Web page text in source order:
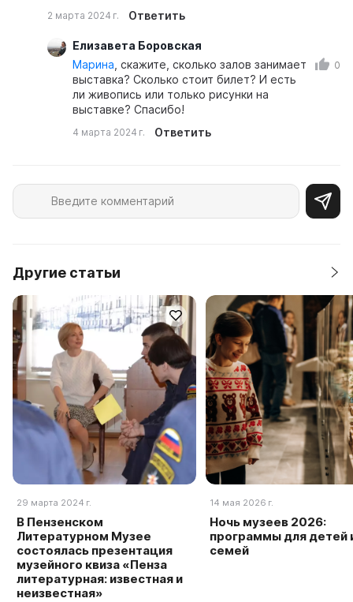
2 марта 2024 г. Ответить
Елизавета Боровская
Марина , скажите, сколько залов занимает
выставка? Сколько стоит билет? И есть
ли живопись или только рисунки на
выставке? Спасибо!
0
4 марта 2024 г. Ответить
Другие статьи
29 марта 2024 г.
В Пензенском
Литературном Музее
состоялась презентация
музейного квиза «Пенза
литературная: известная и
неизвестная»
14 мая 2026 г.
Ночь музеев 2026:
программы для детей
семей